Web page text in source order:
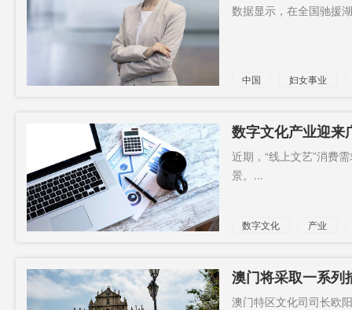
数据显示，在全国驰援
中国 妇女事业
数字文化产业迎来
近期，“线上文艺”消费
景。...
数字文化 产业
澳门将采取一系列
澳门特区文化司司长欧